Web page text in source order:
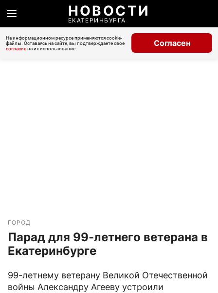
НОВОСТИ
ЕКАТЕРИНБУРГА
На информационном ресурсе применяются cookie-
файлы. Оставаясь на сайте, вы подтверждаете свое
согласиена их использование.
Согласен
ГОРОД
Парад для 99-летнего ветерана в
Екатеринбурге
99-летнему ветерану Великой Отечественной
войны Александру Агееву устроили